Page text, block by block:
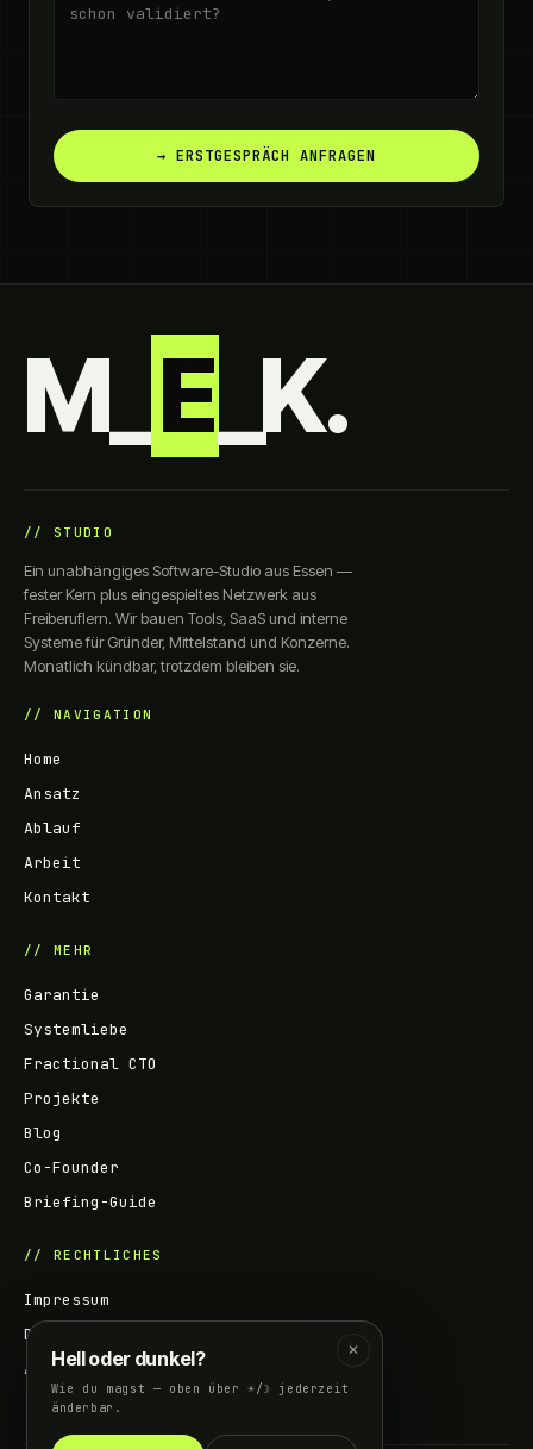
→ ERSTGESPRÄCH ANFRAGEN
M_E_K.
// STUDIO
Ein unabhängiges Software-Studio aus Essen —
fester Kern plus eingespieltes Netzwerk aus
Freiberuflern. Wir bauen Tools, SaaS und interne
Systeme für Gründer, Mittelstand und Konzerne.
Monatlich kündbar, trotzdem bleiben sie.
// NAVIGATION
Home
Ansatz
Ablauf
Arbeit
Kontakt
// MEHR
Garantie
Systemliebe
Fractional CTO
Projekte
Blog
Co-Founder
Briefing-Guide
// RECHTLICHES
Impressum
Datenschutz
AGB
✕
Hell oder dunkel?
Wie du magst — oben über ☀/☽ jederzeit
änderbar.